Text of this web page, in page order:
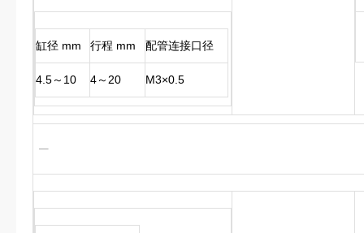
缸径 mm 行程 mm 配管连接口径
4.5～10 4～20 M3×0.5